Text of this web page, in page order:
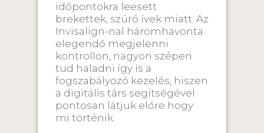
időpontokra leesett
brekettek, szúró ívek miatt. Az
Invisalign-nal háromhavonta
elegendő megjelenni
kontrollon, nagyon szépen
tud haladni így is a
fogszabályozó kezelés, hiszen
a digitális társ segítségével
pontosan látjuk előre hogy
mi történik.